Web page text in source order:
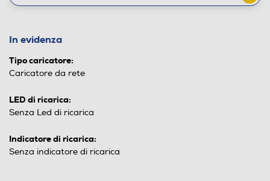
In evidenza
Tipo caricatore:
Caricatore da rete
LED di ricarica:
Senza Led di ricarica
Indicatore di ricarica:
Senza indicatore di ricarica